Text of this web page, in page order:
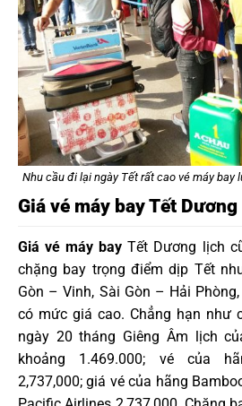
Nhu cầu đi lại ngày Tết rất cao vé máy bay
Giá vé máy bay Tết
Giá vé máy bay Tết Dương lịch
chặng bay trọng điểm dịp Tết
Gòn – Vinh, Sài Gòn – Hải
có mức giá cao. Chẳng hạn như
ngày 20 tháng Giêng Âm lịch
khoảng 1.469.000; vé của
2,737,000; giá vé của hãng